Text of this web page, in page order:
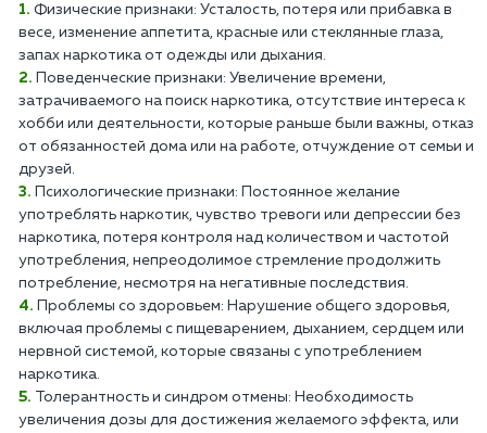
Физические признаки: Усталость, потеря или прибавка в
весе, изменение аппетита, красные или стеклянные глаза,
запах наркотика от одежды или дыхания.
Поведенческие признаки: Увеличение времени,
затрачиваемого на поиск наркотика, отсутствие интереса к
хобби или деятельности, которые раньше были важны, отказ
от обязанностей дома или на работе, отчуждение от семьи и
друзей.
Психологические признаки: Постоянное желание
употреблять наркотик, чувство тревоги или депрессии без
наркотика, потеря контроля над количеством и частотой
употребления, непреодолимое стремление продолжить
потребление, несмотря на негативные последствия.
Проблемы со здоровьем: Нарушение общего здоровья,
включая проблемы с пищеварением, дыханием, сердцем или
нервной системой, которые связаны с употреблением
наркотика.
Толерантность и синдром отмены: Необходимость
увеличения дозы для достижения желаемого эффекта, или